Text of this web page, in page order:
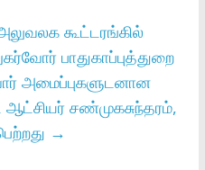
கூட்டரங்கில்
பாதுகாப்புத்துறை
அமைப்புகளுடனான
சண்முகசுந்தரம்,
→